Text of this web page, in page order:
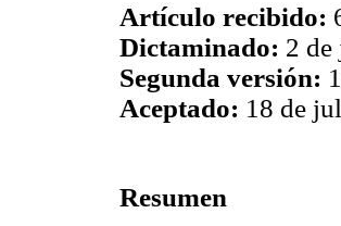
Artículo recibido:
Dictaminado: 2
Segunda versión:
Aceptado: 18 de
Resumen